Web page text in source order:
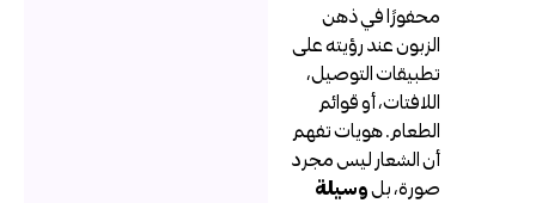
محفورًا في ذهن
الزبون عند رؤيته على
تطبيقات التوصيل،
اللافتات، أو قوائم
الطعام. هويات تفهم
أن الشعار ليس مجرد
صورة، بلوسيلة